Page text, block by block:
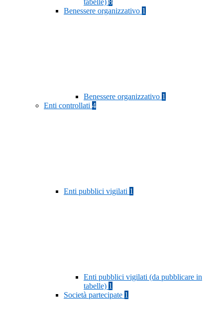
tabelle) 8
Benessere organizzativo 1
Benessere organizzativo 1
Enti controllati 4
Enti pubblici vigilati 1
Enti pubblici vigilati (da pubblicare in
tabelle) 1
Società partecipate 1